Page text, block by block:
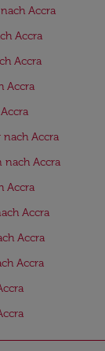
Accra
Accra
Accra
Accra
Accra
nach Accra
Accra
Accra
Accra
Accra